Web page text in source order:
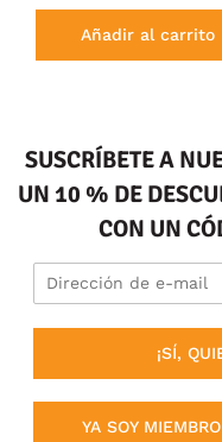
Añadir al carrito
SUSCRÍBETE A
UN 10 % DE
CON UN
¡SÍ,
YA SOY